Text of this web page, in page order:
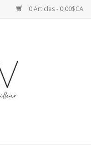
0 Articles - 0,00$CA